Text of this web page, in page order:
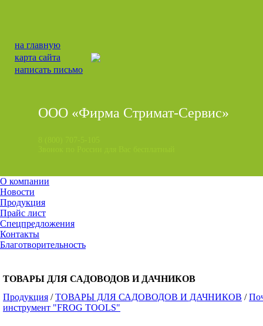
на главную
карта сайта
написать письмо
ООО «Фирма Стримат-Сервис»
О компании
Новости
Продукция
Прайс лист
Спецпредложения
Контакты
Благотворительность
ТОВАРЫ ДЛЯ САДОВОДОВ И ДАЧНИКОВ
Продукция /ТОВАРЫ ДЛЯ САДОВОДОВ И ДАЧНИКОВ /
инструмент "FROG TOOLS"